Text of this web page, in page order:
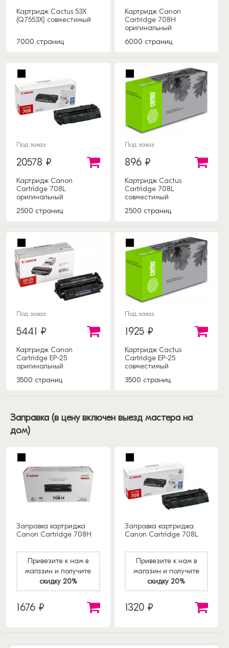
Картридж Cactus 53X
(Q7553X) совместимый
7000 страниц
Картридж Canon
Cartridge 708H
оригинальный
6000 страниц
Под заказ
20578 ₽
Картридж Canon
Cartridge 708L
оригинальный
2500 страниц
Под заказ
896 ₽
Картридж Cactus
Cartridge 708L
совместимый
2500 страниц
Под заказ
5441 ₽
Картридж Canon
Cartridge EP-25
оригинальный
3500 страниц
Под заказ
1925 ₽
Картридж Cactus
Cartridge EP-25
совместимый
3500 страниц
Заправка (в цену включен выезд мастера на
дом)
Заправка картриджа
Canon Cartridge 708H
Привезите к нам в
магазин и получите
скидку 20%
1676 ₽
Заправка картриджа
Canon Cartridge 708L
Привезите к нам в
магазин и получите
скидку 20%
1320 ₽